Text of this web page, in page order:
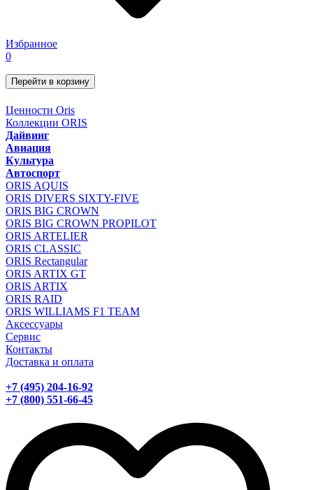
Избранное
0
Перейти в корзину
Ценности Oris
Коллекции ORIS
Дайвинг
Авиация
Культура
Автоспорт
ORIS AQUIS
ORIS DIVERS SIXTY-FIVE
ORIS BIG CROWN
ORIS BIG CROWN PROPILOT
ORIS ARTELIER
ORIS CLASSIC
ORIS Rectangular
ORIS ARTIX GT
ORIS ARTIX
ORIS RAID
ORIS WILLIAMS F1 TEAM
Аксессуары
Сервис
Контакты
Доставка и оплата
+7 (495) 204-16-92
+7 (800) 551-66-45